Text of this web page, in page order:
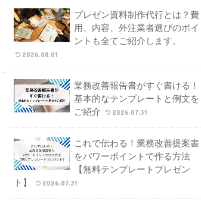
プレゼン資料制作代行とは？費
用、内容、外注業者選びのポイ
ントも全てご紹介します。
2026.08.01
業務改善報告書がすぐ書ける！
基本的なテンプレートと例文を
ご紹介
2026.07.31
これで伝わる！業務改善提案書
をパワーポイントで作る方法
【無料テンプレートプレゼン
ト】
2026.07.31